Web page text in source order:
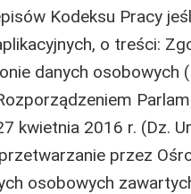
Kodeksu Pracy
o treści:
danych osobowych
kwietnia 2016 r. (Dz.
przez
osobowych